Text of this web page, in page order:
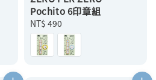
Pochito 6印章組
Regular
price
NT$ 490